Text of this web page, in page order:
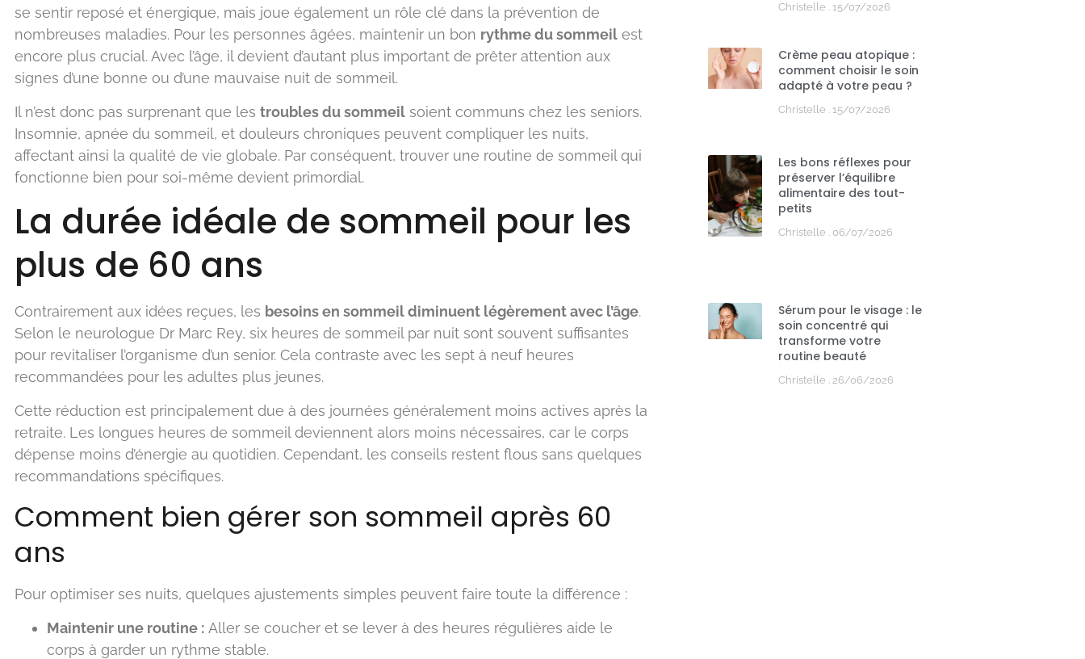
se sentir reposé et énergique, mais joue également un rôle clé dans la prévention de
nombreuses maladies. Pour les personnes âgées, maintenir un bon rythme du sommeil est
encore plus crucial. Avec l’âge, il devient d’autant plus important de prêter attention aux
signes d’une bonne ou d’une mauvaise nuit de sommeil.
Il n’est donc pas surprenant que les troubles du sommeil soient communs chez les seniors.
Insomnie, apnée du sommeil, et douleurs chroniques peuvent compliquer les nuits,
affectant ainsi la qualité de vie globale. Par conséquent, trouver une routine de sommeil qui
fonctionne bien pour soi-même devient primordial.
La durée idéale de sommeil pour les
plus de 60 ans
Contrairement aux idées reçues, les besoins en sommeil diminuent légèrement avec l’âge.
Selon le neurologue Dr Marc Rey, six heures de sommeil par nuit sont souvent suffisantes
pour revitaliser l’organisme d’un senior. Cela contraste avec les sept à neuf heures
recommandées pour les adultes plus jeunes.
Cette réduction est principalement due à des journées généralement moins actives après la
retraite. Les longues heures de sommeil deviennent alors moins nécessaires, car le corps
dépense moins d’énergie au quotidien. Cependant, les conseils restent flous sans quelques
recommandations spécifiques.
Comment bien gérer son sommeil après 60
ans
Pour optimiser ses nuits, quelques ajustements simples peuvent faire toute la différence :
Maintenir une routine : Aller se coucher et se lever à des heures régulières aide le
corps à garder un rythme stable.
Christelle 15/07/2026
Crème peau atopique :
comment choisir le soin
adapté à votre peau ?
Christelle 15/07/2026
Les bons réflexes pour
préserver l’équilibre
alimentaire des tout-
petits
Christelle 06/07/2026
Sérum pour le visage : le
soin concentré qui
transforme votre
routine beauté
Christelle 26/06/2026